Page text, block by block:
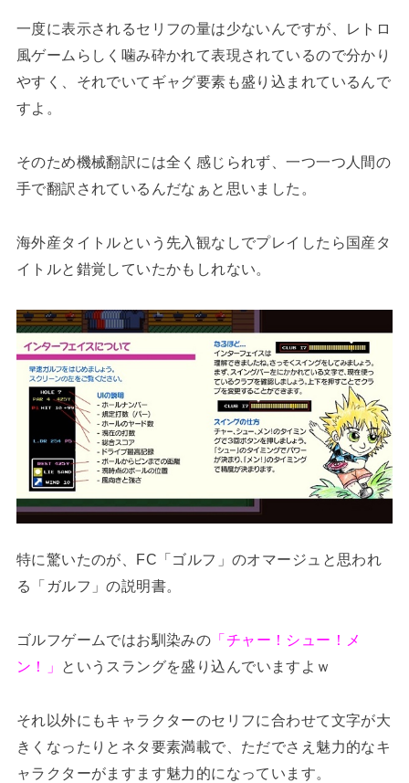
一度に表示されるセリフの量は少ないんですが、レトロ
風ゲームらしく噛み砕かれて表現されているので分かり
やすく、それでいてギャグ要素も盛り込まれているんで
すよ。
そのため機械翻訳には全く感じられず、一つ一つ人間の
手で翻訳されているんだなぁと思いました。
海外産タイトルという先入観なしでプレイしたら国産タ
イトルと錯覚していたかもしれない。
特に驚いたのが、FC「ゴルフ」のオマージュと思われ
る「ガルフ」の説明書。
ゴルフゲームではお馴染みの 「チャー！シュー！メ
ン！」
というスラングを盛り込んでいますよｗ
それ以外にもキャラクターのセリフに合わせて文字が大
きくなったりとネタ要素満載で、ただでさえ魅力的なキ
ャラクターがますます魅力的になっています。